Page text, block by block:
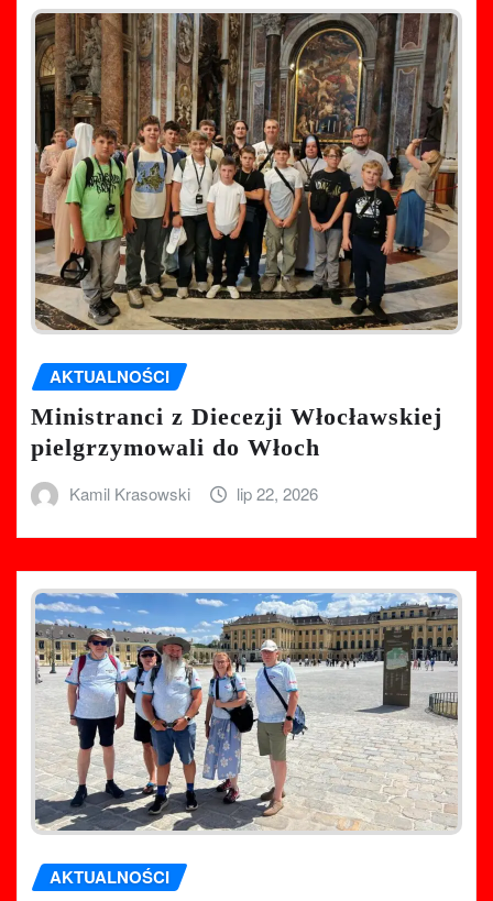
AKTUALNOŚCI
Ministranci z Diecezji Włocławskiej
pielgrzymowali do Włoch
Kamil Krasowski lip 22, 2026
AKTUALNOŚCI